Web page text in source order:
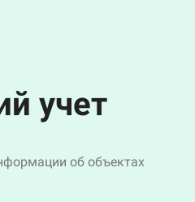
учет
об объектах